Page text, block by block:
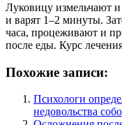
Луковицу измельчают
и варят 1–2 минуты.
часа, процеживают и
после еды. Курс
Похожие записи:
Психологи
недовольства